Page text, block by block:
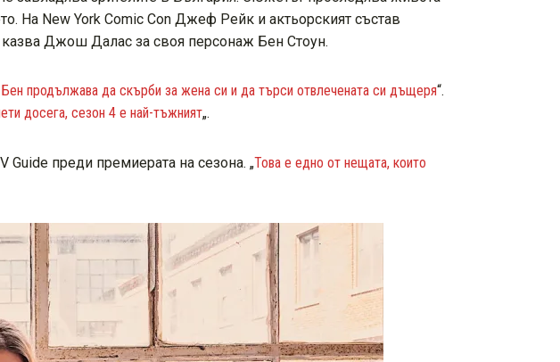
На New York Comic Con Джеф Рейк и актьорският състав
казва Джош Далас за своя персонаж Бен Стоун.
продължава да скърби за жена си и да търси отвлечената си дъщеря“.
досега, сезон 4 е най-тъжният„.
преди премиерата на сезона. „Това е едно от нещата, които